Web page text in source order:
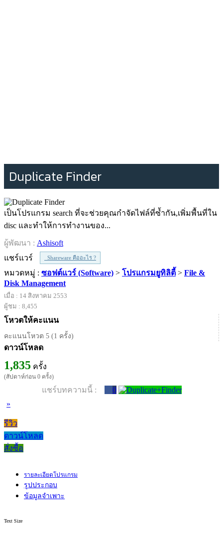
Duplicate Finder
เป็นโปรแกรม search ที่จะช่วยคุณกำจัดไฟล์ที่ซ้ำกัน,เพิ่มพื้นที่ใน
disc และทำให้การทำงานของ...
ผู้พัฒนา : Ashisoft
แชร์แวร์
Shareware คืออะไร ?
หมวดหมู่ : ซอฟต์แวร์ (Software) > โปรแกรมยูทิลิตี้ > File &
Disk Management
เมื่อ : 14 สิงหาคม 2553
ผู้ชม : 8,455
โหวตให้คะแนน
คะแนนโหวต 5 (1 ครั้ง)
ดาวน์โหลด
1,835 ครั้ง
(สัปดาห์ก่อน 0 ครั้ง)
แชร์บทความนี้ :
0
»
รีวิว
ดาวน์โหลด
สั่งซื้อ
รายละเอียดโปรแกรม
รูปประกอบ
ข้อมูลจำเพาะ
Text Size